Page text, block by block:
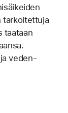
tarkoitettuja
taataan
ja veden­